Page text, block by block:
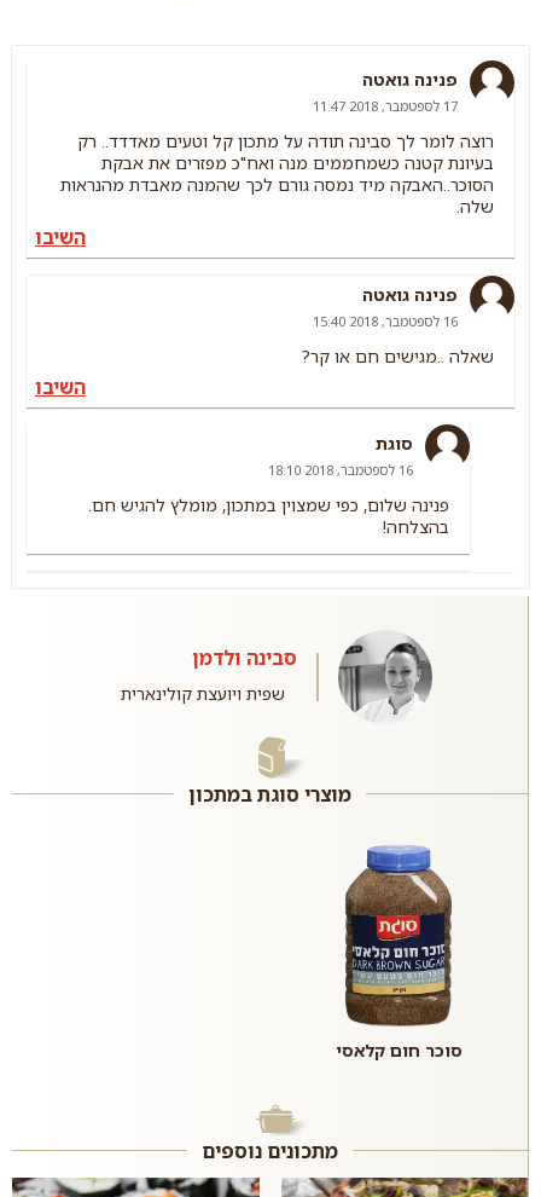
פנינה גואטה
17 לספטמבר, 2018 11:47
רוצה לומר לך סבינה תודה על מתכון קל וטעים מאדדד.. רק
בעיונת קטנה כשמחממים מנה ואח"כ מפזרים את אבקת
הסוכר..האבקה מיד נמסה גורם לכך שהמנה מאבדת מהנראות
שלה.
השיבו
פנינה גואטה
16 לספטמבר, 2018 15:40
שאלה ..מגישים חם או קר?
השיבו
סוגת
16 לספטמבר, 2018 18:10
פנינה שלום, כפי שמצוין במתכון, מומלץ להגיש חם.
בהצלחה!
סבינה ולדמן
שפית ויועצת קולינארית
מוצרי סוגת במתכון
סוכר חום קלאסי
מתכונים נוספים